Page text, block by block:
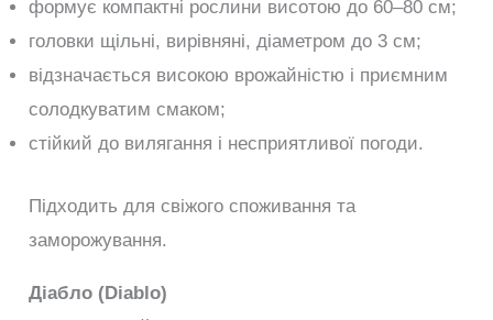
формує компактні рослини висотою до 60–80 см;
головки щільні, вирівняні, діаметром до 3 см;
відзначається високою врожайністю і приємним
солодкуватим смаком;
стійкий до вилягання і несприятливої погоди.
Підходить для свіжого споживання та
заморожування.
Діабло (Diablo)